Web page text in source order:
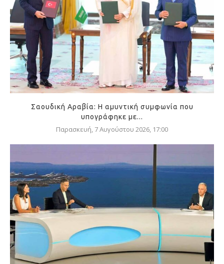
Σαουδική Αραβία: Η αμυντική συμφωνία που
υπογράφηκε με...
Παρασκευή, 7 Αυγούστου 2026, 17:00